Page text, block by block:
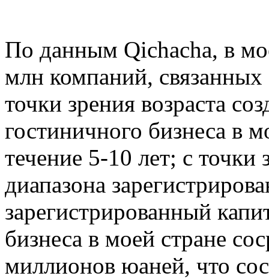
По данным Qichacha, в
млн компаний,
точки зрения возраста
гостиничного бизнеса в
течение 5-10 лет; с точки
диапазона
зарегистрированный
бизнеса в моей стране
миллионов юаней, что